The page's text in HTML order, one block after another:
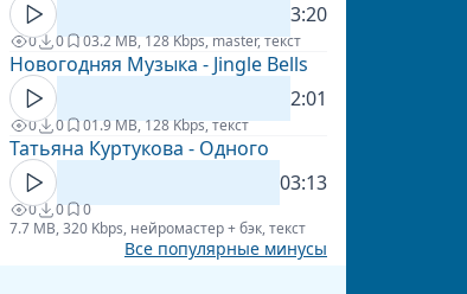
3:20
0 0 03.2 MB, 128 Kbps, master, текст
Новогодняя Музыка - Jingle Bells
2:01
0 0 01.9 MB, 128 Kbps, текст
Татьяна Куртукова - Одного
03:13
0 0
0
7.7 MB, 320 Kbps, нейромастер + бэк, текст
Все популярные минусы